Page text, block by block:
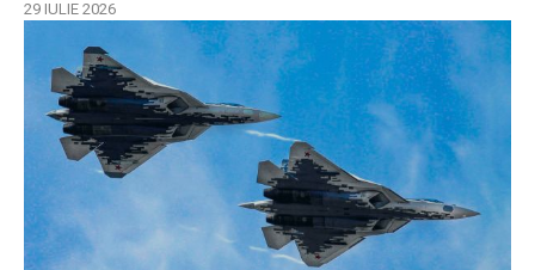
Algeria
29 IULIE 2026